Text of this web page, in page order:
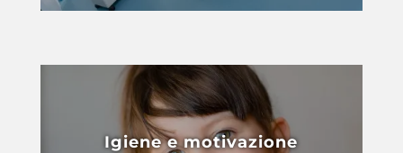
Igiene e motivazione